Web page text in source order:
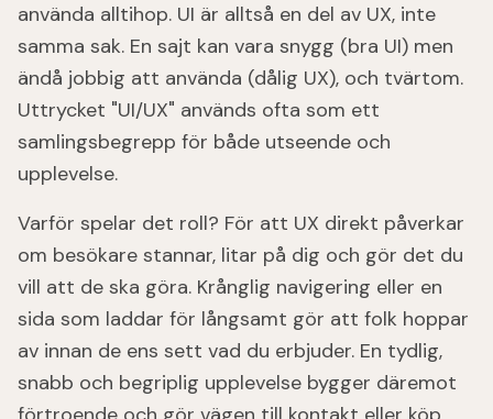
använda alltihop. UI är alltså en del av UX, inte
samma sak. En sajt kan vara snygg (bra UI) men
ändå jobbig att använda (dålig UX), och tvärtom.
Uttrycket "UI/UX" används ofta som ett
samlingsbegrepp för både utseende och
upplevelse.
Varför spelar det roll? För att UX direkt påverkar
om besökare stannar, litar på dig och gör det du
vill att de ska göra. Krånglig navigering eller en
sida som laddar för långsamt gör att folk hoppar
av innan de ens sett vad du erbjuder. En tydlig,
snabb och begriplig upplevelse bygger däremot